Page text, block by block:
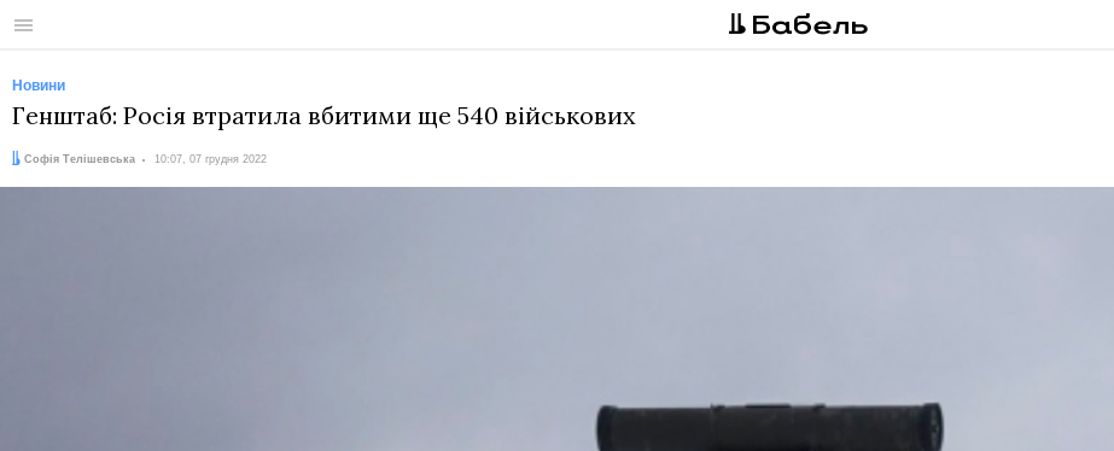
Меню
Новини
Генштаб: Росія втратила вбитими ще 540 військових
Автор:
Софія Телішевська
Дата: 10:07, 07 грудня 2022